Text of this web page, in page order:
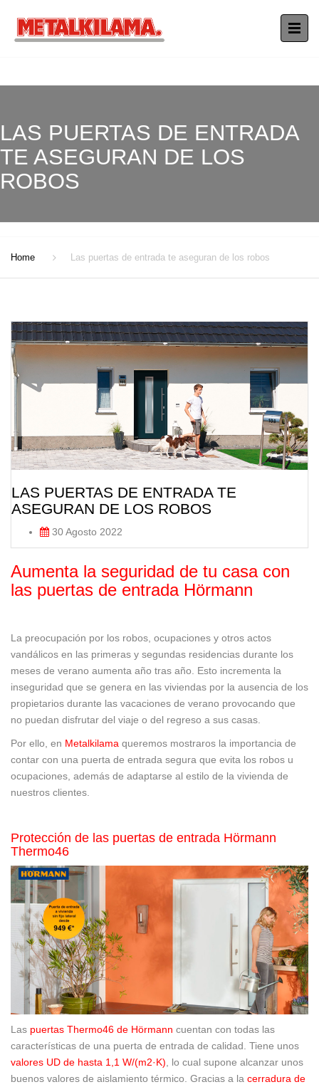
LAS PUERTAS DE ENTRADA
TE ASEGURAN DE LOS
ROBOS
Home Las puertas de entrada te aseguran de los robos
LAS PUERTAS DE ENTRADA TE
ASEGURAN DE LOS ROBOS
30 Agosto 2022
Aumenta la seguridad de tu casa con
las puertas de entrada Hörmann
La preocupación por los robos, ocupaciones y otros actos
vandálicos en las primeras y segundas residencias durante los
meses de verano aumenta año tras año. Esto incrementa la
inseguridad que se genera en las viviendas por la ausencia de los
propietarios durante las vacaciones de verano provocando que
no puedan disfrutar del viaje o del regreso a sus casas.
Por ello, en Metalkilama queremos mostraros la importancia de
contar con una puerta de entrada segura que evita los robos u
ocupaciones, además de adaptarse al estilo de la vivienda de
nuestros clientes.
Protección de las puertas de entrada Hörmann
Thermo46
Las puertas Thermo46 de Hörmann cuentan con todas las
características de una puerta de entrada de calidad. Tiene unos
valores UD de hasta 1,1 W/(m2·K) , lo cual supone alcanzar unos
buenos valores de aislamiento térmico. Gracias a la cerradura de